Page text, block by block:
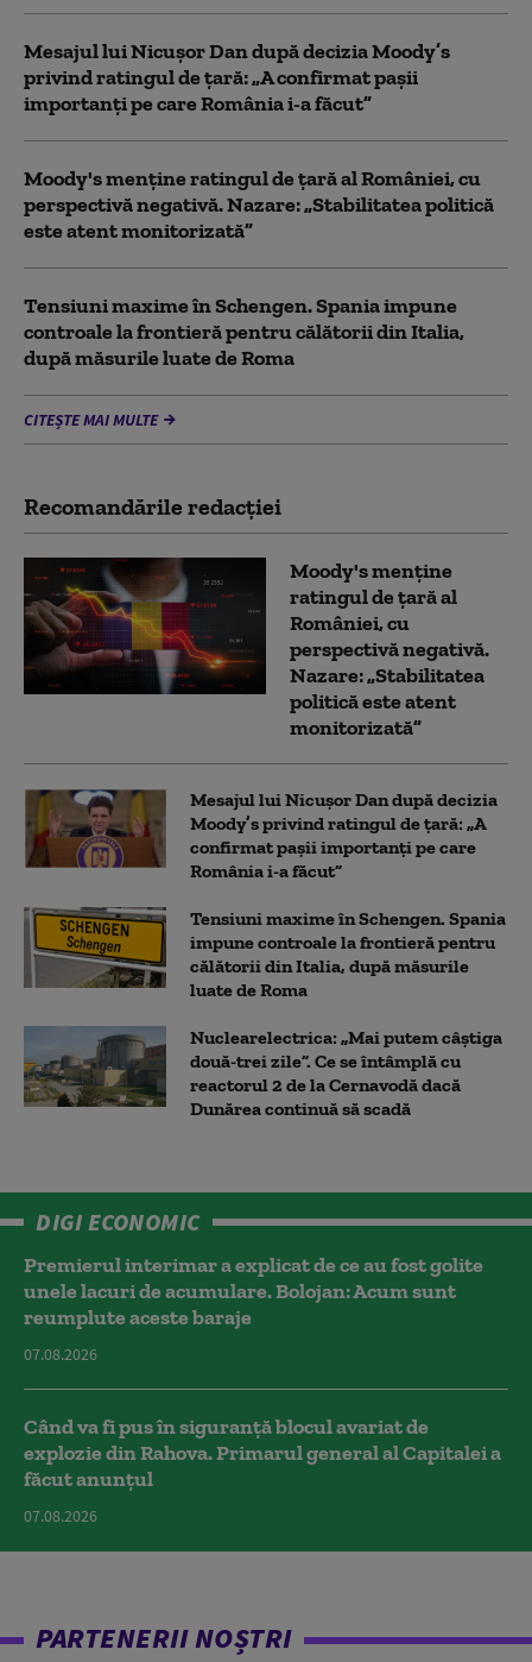
Mesajul lui Nicușor Dan după decizia Moody’s
privind ratingul de țară: „A confirmat pașii
importanți pe care România i-a făcut”
Moody's menține ratingul de țară al României, cu
perspectivă negativă. Nazare: „Stabilitatea politică
este atent monitorizată”
Tensiuni maxime în Schengen. Spania impune
controale la frontieră pentru călătorii din Italia,
după măsurile luate de Roma
CITEȘTE MAI MULTE
Recomandările redacţiei
Moody's menține
ratingul de țară al
României, cu
perspectivă negativă.
Nazare: „Stabilitatea
politică este atent
monitorizată”
Mesajul lui Nicușor Dan după decizia
Moody’s privind ratingul de țară: „A
confirmat pașii importanți pe care
România i-a făcut”
Tensiuni maxime în Schengen. Spania
impune controale la frontieră pentru
călătorii din Italia, după măsurile
luate de Roma
Nuclearelectrica: „Mai putem câștiga
două-trei zile”. Ce se întâmplă cu
reactorul 2 de la Cernavodă dacă
Dunărea continuă să scadă
DIGI ECONOMIC
Premierul interimar a explicat de ce au fost golite
unele lacuri de acumulare. Bolojan: Acum sunt
reumplute aceste baraje
07.08.2026
Când va fi pus în siguranță blocul avariat de
explozie din Rahova. Primarul general al Capitalei a
făcut anunțul
07.08.2026
PARTENERII NOȘTRI